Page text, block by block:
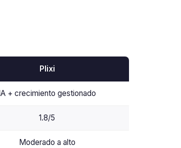
Plixi
IA + crecimiento gestionado
1.8/5
Moderado a alto